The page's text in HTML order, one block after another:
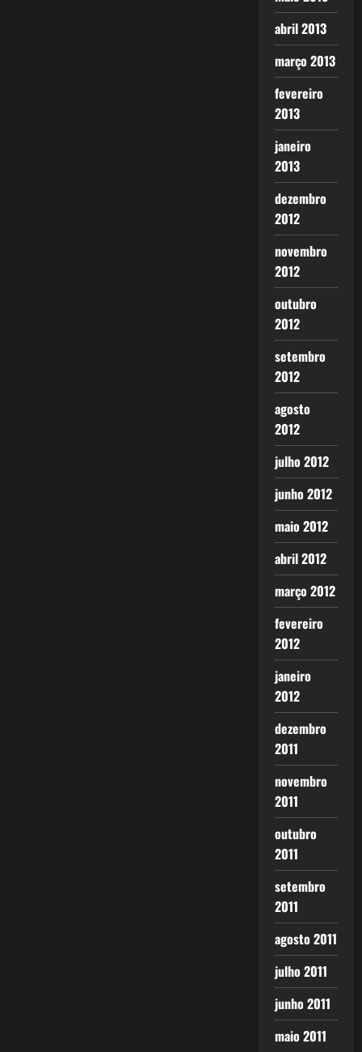
abril 2013
março 2013
fevereiro
2013
janeiro
2013
dezembro
2012
novembro
2012
outubro
2012
setembro
2012
agosto
2012
julho 2012
junho 2012
maio 2012
abril 2012
março 2012
fevereiro
2012
janeiro
2012
dezembro
2011
novembro
2011
outubro
2011
setembro
2011
agosto 2011
julho 2011
junho 2011
maio 2011